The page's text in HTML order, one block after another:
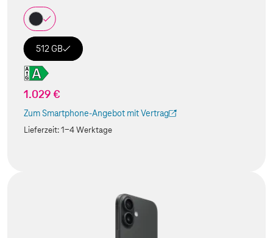
512 GB
1.029 €
Zum Smartphone-Angebot mit Vertrag
(Der Link wird in einem neuen Tab geöffnet)
Lieferzeit:1-4 Werktage